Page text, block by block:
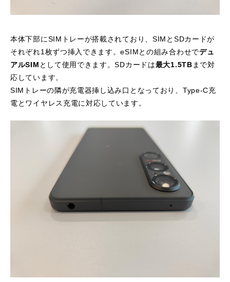
本体下部にSIMトレーが搭載されており、SIMとSDカードが
それぞれ1枚ずつ挿入できます。eSIMとの組み合わせでデュ
アルSIM として使用できます。SDカードは最大1.5TB まで対
応しています。
SIMトレーの隣が充電器挿し込み口となっており、Type-C充
電とワイヤレス充電に対応しています。